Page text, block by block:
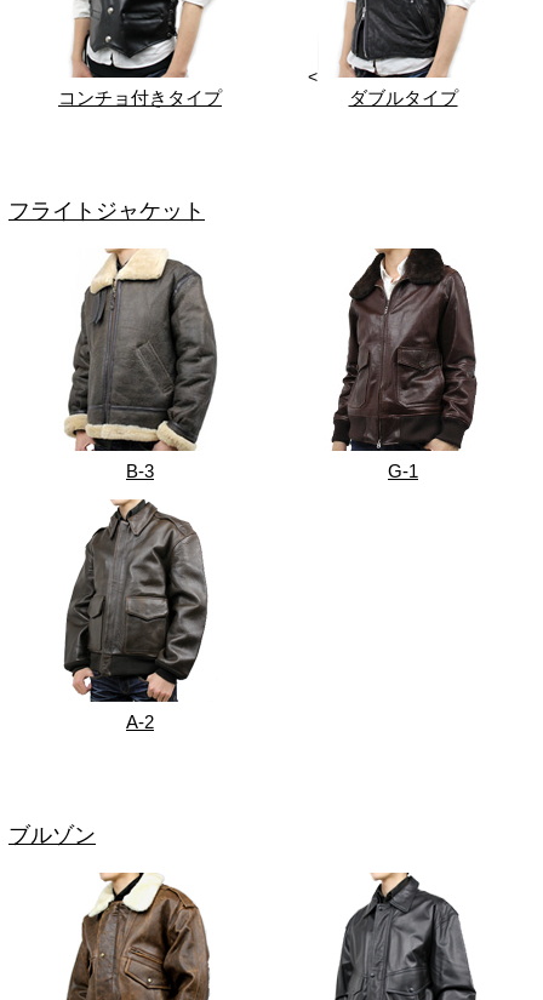
コンチョ付きタイプ
<
ダブルタイプ
フライトジャケット
B-3 G-1
A-2
ブルゾン